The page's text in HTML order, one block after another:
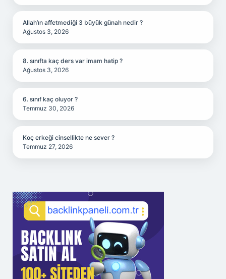
Allah’ın affetmediği 3 büyük günah nedir ?
Ağustos 3, 2026
8. sınıfta kaç ders var imam hatip ?
Ağustos 3, 2026
6. sınıf kaç oluyor ?
Temmuz 30, 2026
Koç erkeği cinsellikte ne sever ?
Temmuz 27, 2026